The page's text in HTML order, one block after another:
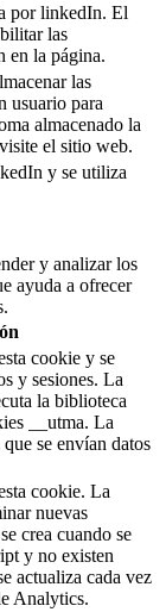
por linkedIn. El
las
en la página.
las
usuario para
almacenado la
el sitio web.
y se utiliza
y analizar los
ayuda a ofrecer
cookie y se
y sesiones. La
la biblioteca
__utma. La
se envían datos
cookie. La
nuevas
crea cuando se
y no existen
actualiza cada vez
Analytics.